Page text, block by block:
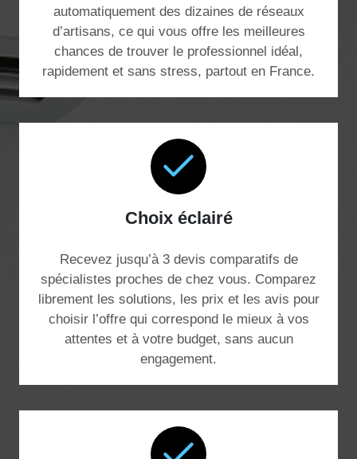
automatiquement des dizaines de réseaux
d’artisans, ce qui vous offre les meilleures
chances de trouver le professionnel idéal,
rapidement et sans stress, partout en France.
Choix éclairé
Recevez jusqu’à 3 devis comparatifs de
spécialistes proches de chez vous. Comparez
librement les solutions, les prix et les avis pour
choisir l’offre qui correspond le mieux à vos
attentes et à votre budget, sans aucun
engagement.